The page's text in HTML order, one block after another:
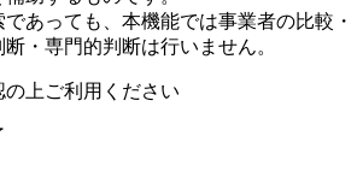
あっても、本機能では事業者の比較・
・専門的判断は行いません。
の上ご利用ください